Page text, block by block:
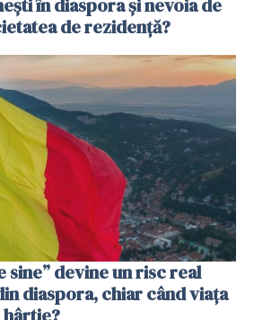
în diaspora și nevoia de
de rezidență?
sine” devine un risc real
diaspora, chiar când viața